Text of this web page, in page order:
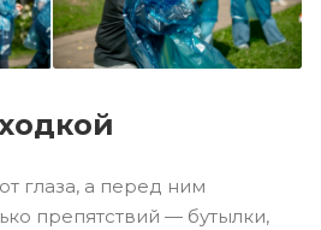
глаза, а перед ним
препятствий — бутылки,